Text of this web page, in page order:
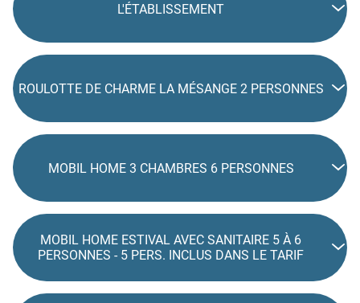
L'ÉTABLISSEMENT
ROULOTTE DE CHARME LA MÉSANGE 2 PERSONNES
MOBIL HOME 3 CHAMBRES 6 PERSONNES
MOBIL HOME ESTIVAL AVEC SANITAIRE 5 À 6
PERSONNES - 5 PERS. INCLUS DANS LE TARIF